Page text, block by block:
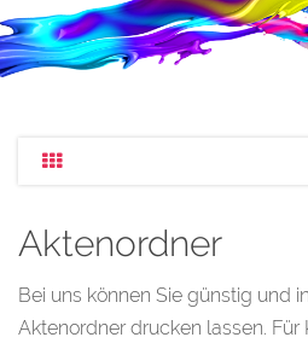
Aktenordner
Bei uns können Sie günstig und
Aktenordner drucken lassen.